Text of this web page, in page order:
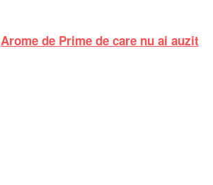
Arome de Prime de care nu ai auzit